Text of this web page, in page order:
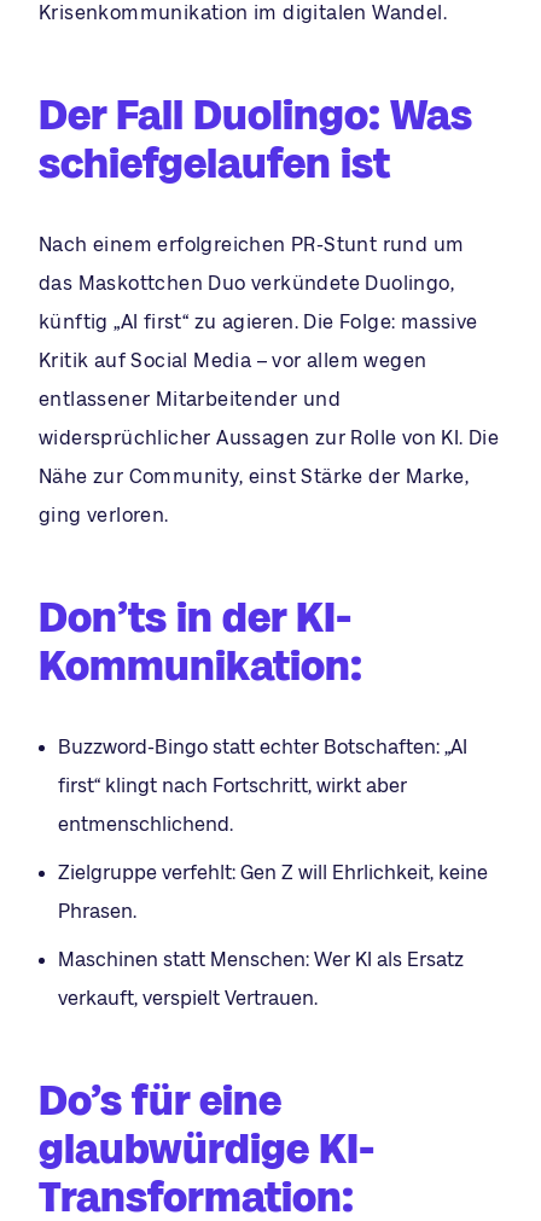
Krisenkommunikation im digitalen Wandel.
Der Fall Duolingo: Was
schiefgelaufen ist
Nach einem erfolgreichen PR-Stunt rund um
das Maskottchen Duo verkündete Duolingo,
künftig „AI first“ zu agieren. Die Folge: massive
Kritik auf Social Media – vor allem wegen
entlassener Mitarbeitender und
widersprüchlicher Aussagen zur Rolle von KI. Die
Nähe zur Community, einst Stärke der Marke,
ging verloren.
Don’ts in der KI-
Kommunikation:
Buzzword-Bingo statt echter Botschaften: „AI
first“ klingt nach Fortschritt, wirkt aber
entmenschlichend.
Zielgruppe verfehlt: Gen Z will Ehrlichkeit, keine
Phrasen.
Maschinen statt Menschen: Wer KI als Ersatz
verkauft, verspielt Vertrauen.
Do’s für eine
glaubwürdige KI-
Transformation: